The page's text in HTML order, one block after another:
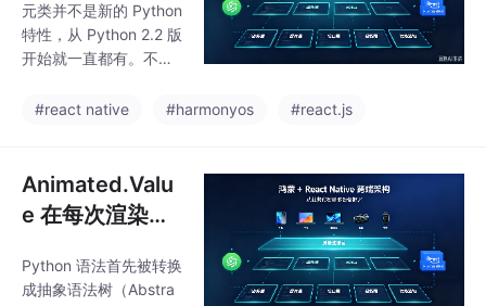
技术深度解析，
并且实现敏感词
入口、隐私字段
元类并不是新的 Python
特性，从 Python 2.2 版
开始就一直都有。不过
化，这种变化既不向后
在 Python 2 中，其写
法必须是这样的：= typ
ePython 2 的 class 语
所以 Python 3 定义元
类的语法会在导入时引
#react native #harmonyos #react.js
Animated.Valu
e 在每次渲染时
会导致状态重
Python 语法首先被转换
成抽象语法树（Abstra